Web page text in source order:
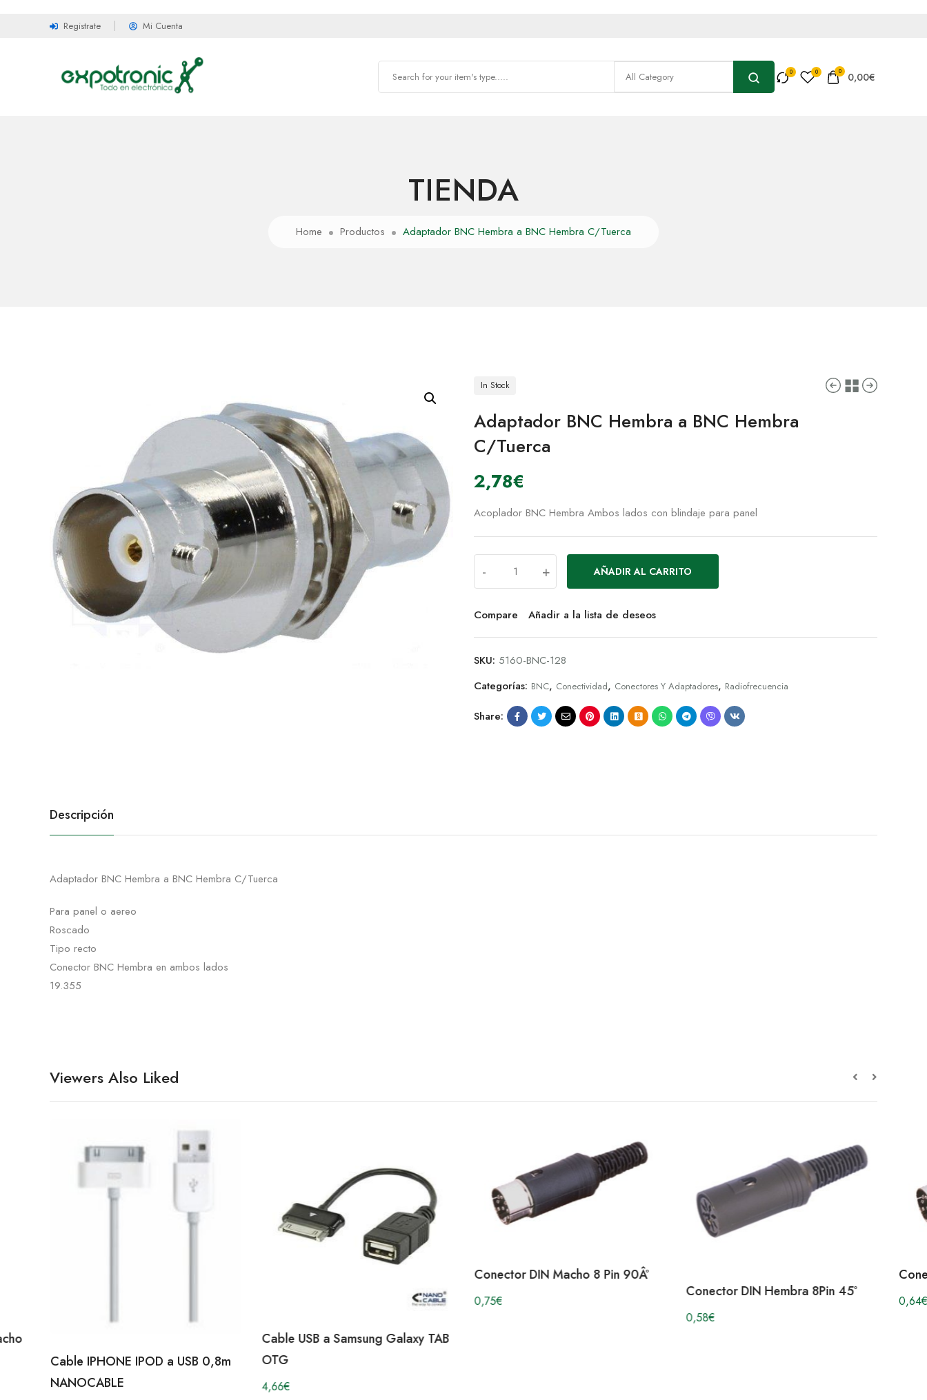
Registrate Mi Cuenta
0 0,00€
TIENDA
Home Productos Adaptador BNC Hembra a BNC Hembra C/Tuerca
In Stock
Adaptador BNC Hembra a BNC Hembra
C/Tuerca
2,78€
Acoplador BNC Hembra Ambos lados con blindaje para panel
- + AÑADIR AL CARRITO
Compare Añadir a la lista de deseos
SKU: 5160-BNC-128
Categorías: BNC, Conectividad, Conectores Y Adaptadores, Radiofrecuencia
Share:
Descripción
Adaptador BNC Hembra a BNC Hembra C/Tuerca
Para panel o aereo
Roscado
Tipo recto
Conector BNC Hembra en ambos lados
19.355
Viewers Also Liked
Cable IPHONE IPOD a USB 0,8m
NANOCABLE
Cable USB a Samsung Galaxy TAB
OTG
4,66€
Conector DIN Macho 8 Pin 90Âº
0,75€
Conector DIN Hembra 8Pin 45º
0,58€
0,64€